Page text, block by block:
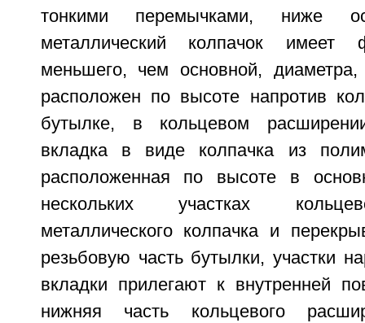
тонкими перемычками, ниже
металлический колпачок имеет
меньшего, чем основной,
расположен по высоте напротив
бутылке, в кольцевом
вкладка в виде колпачка из
расположенная по высоте в
нескольких участках
металлического колпачка и
резьбовую часть бутылки, участки
вкладки прилегают к внутренней
нижняя часть кольцевого